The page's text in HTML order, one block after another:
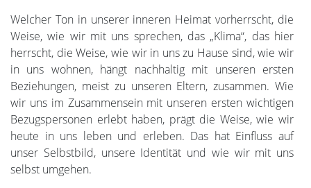
Welcher Ton in unserer inneren Heimat vorherrscht, die
Weise, wie wir mit uns sprechen, das „Klima“, das hier
herrscht, die Weise, wie wir in uns zu Hause sind, wie wir
in uns wohnen, hängt nachhaltig mit unseren ersten
Beziehungen, meist zu unseren Eltern, zusammen. Wie
wir uns im Zusammensein mit unseren ersten wichtigen
Bezugspersonen erlebt haben, prägt die Weise, wie wir
heute in uns leben und erleben. Das hat Einfluss auf
unser Selbstbild, unsere Identität und wie wir mit uns
selbst umgehen.